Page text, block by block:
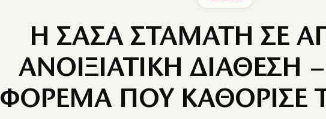
Η ΣΑΣΑ ΣΤΑΜΑΤΗ ΣΕ
ΑΝΟΙΞΙΑΤΙΚΗ ΔΙΑΘΕΣΗ
ΦΟΡΕΜΑ ΠΟΥ ΚΑΘΟΡΙΣΕ